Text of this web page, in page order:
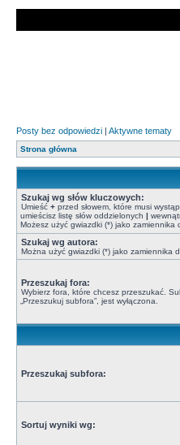
Posty bez odpowiedzi | Aktywne tematy
Strona główna
Szukaj wg słów kluczowych:
Umieść + przed słowem, które musi
umieścisz listę słów oddzielonych |
Możesz użyć gwiazdki (*) jako zamiennika
Szukaj wg autora:
Można użyć gwiazdki (*) jako zamiennika
Przeszukaj fora:
Wybierz fora, które chcesz przeszukać.
„Przeszukuj subfora”, jest wyłączona.
Przeszukaj subfora:
Sortuj wyniki wg: